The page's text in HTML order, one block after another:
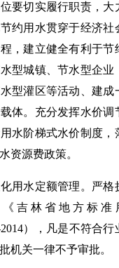
要切实履行职责，大
约用水贯穿于经济社
，建立健全有利于节
型城镇、节水型企业
型灌区等活动、建成
体。充分发挥水价调
水阶梯式水价制度，
资源费政策。
水定额管理。严格
《吉林省地方标准
2014），凡是不符合
机关一律不予审批。